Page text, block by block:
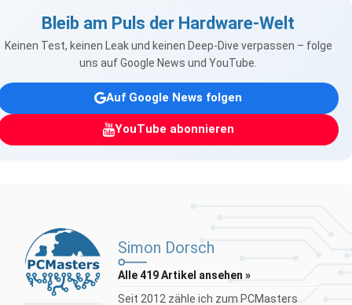
Bleib am Puls der Hardware-Welt
Keinen Test, keinen Leak und keinen Deep-Dive verpassen – folge
uns auf Google News und YouTube.
Auf Google News folgen
YouTube abonnieren
Simon Dorsch
Alle 419 Artikel ansehen »
Seit 2012 zähle ich zum PCMasters